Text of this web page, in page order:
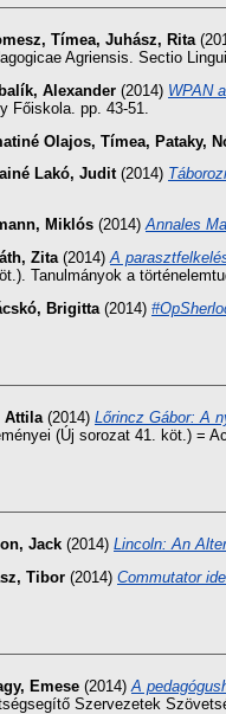
Tímea, Juhász, Rita
Agriensis. Sectio
Alexander (2014) WPAN
Főiskola. pp. 43-51.
Olajos, Tímea, Pataky,
Lakó, Judit(2014)
Miklós (2014)Annales
Zita (2014) A
Tanulmányok a
Brigitta (2014)
Attila (2014) Lőrincz Gábor: A
(Új sorozat 41. köt.) =
Jack (2014) Lincoln: An
Tibor (2014) Commutator
Emese (2014) A
Szervezetek